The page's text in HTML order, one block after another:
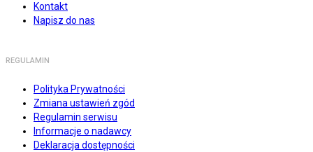
Kontakt
Napisz do nas
REGULAMIN
Polityka Prywatności
Zmiana ustawień zgód
Regulamin serwisu
Informacje o nadawcy
Deklaracja dostępności